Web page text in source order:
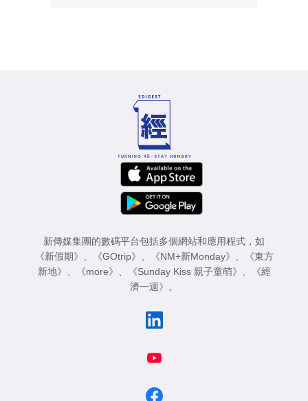
新傳媒集團的數碼平台包括多個網站和應用程式，如
《新假期》
《GOtrip》 《NM+新Monday》
《東方
新地》
《more》 《Sunday Kiss 親子童萌》
《經
濟一週》
。